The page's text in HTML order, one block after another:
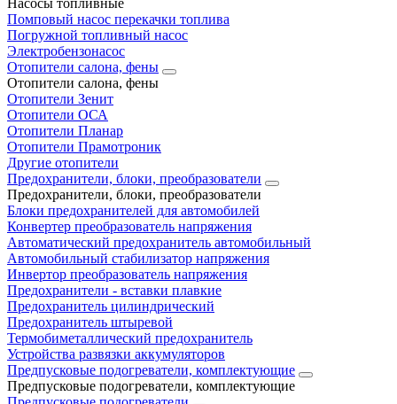
Насосы топливные
Помповый насос перекачки топлива
Погружной топливный насос
Электробензонасос
Отопители салона, фены
Отопители салона, фены
Отопители Зенит
Отопители ОСА
Отопители Планар
Отопители Прамотроник
Другие отопители
Предохранители, блоки, преобразователи
Предохранители, блоки, преобразователи
Блоки предохранителей для автомобилей
Конвертер преобразователь напряжения
Автоматический предохранитель автомобильный
Автомобильный стабилизатор напряжения
Инвертор преобразователь напряжения
Предохранители - вставки плавкие
Предохранитель цилиндрический
Предохранитель штыревой
Термобиметаллический предохранитель
Устройства развязки аккумуляторов
Предпусковые подогреватели, комплектующие
Предпусковые подогреватели, комплектующие